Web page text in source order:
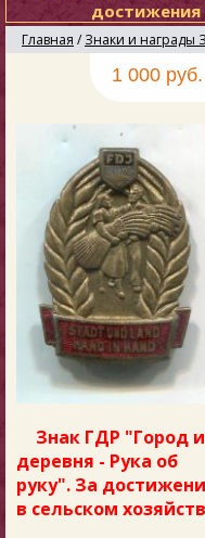
достижения
Главная / Знаки и награды
1 000 руб.
Знак ГДР "Город и
деревня - Рука об
руку". За
в сельском